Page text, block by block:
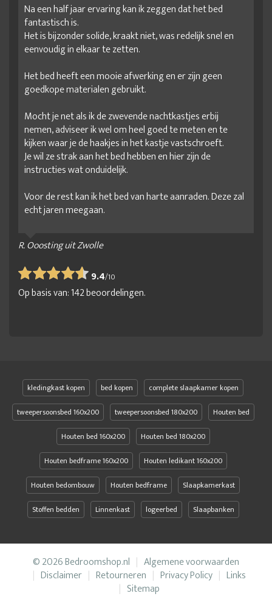
Na een half jaar ervaring kan ik zeggen dat het bed
fantastisch is.
Het is bijzonder solide, kraakt niet, was redelijk snel en
eenvoudig in elkaar te zetten.
Het bed heeft een mooie afwerking en er zijn geen
goedkope materialen gebruikt.
Mocht je net als ik de zwevende nachtkastjes erbij
nemen, adviseer ik wel om heel goed te meten en te
kijken waar je de haakjes in het kastje vastschroeft.
Je wil ze strak aan het bed hebben en hier zijn de
instructies wat onduidelijk.
Voor de rest kan ik het bed van harte aanraden. Deze zal
echt jaren meegaan.
R. Ooosting uit Zwolle
9.4/10
Op basis van:142beoordelingen.
kledingkast kopen bed kopen
complete slaapkamer kopen
tweepersoonsbed 160x200
tweepersoonsbed 180x200
Houten bed
Houten bed 160x200
Houten bed 180x200
Houten bedframe 160x200
Houten ledikant 160x200
Houten bedombouw
Houten bedframe
Slaapkamerkast
Stoffen bedden
Linnenkast logeerbed Slaapbanken
© 2026 Bedroomshop.nl
Algemene voorwaarden
Disclaimer
Retourneren Privacy Policy
Links
Sitemap